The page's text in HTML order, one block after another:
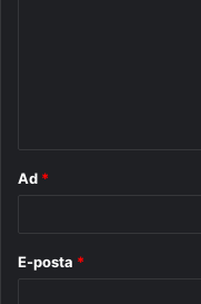
Ad *
E-posta *